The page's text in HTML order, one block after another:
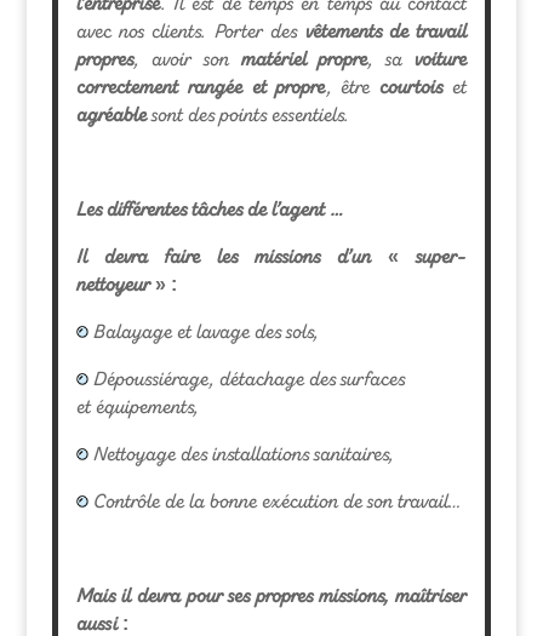
l’entreprise. Il est de temps en temps au contact
avec nos clients. Porter des vêtements de travail
propres, avoir sonmatériel propre, savoiture
correctement rangée et propre, êtrecourtoiset
agréablesont des points essentiels.
Les différentes tâches de l’agent …
Il devra faire les missions d’un « super-
nettoyeur » :
Balayage et lavage des sols,
Dépoussiérage, détachage des surfaces
et équipements,
Nettoyage des installations sanitaires,
Contrôle de la bonne exécution de son travail…
Mais il devra pour ses propres missions, maîtriser
aussi :